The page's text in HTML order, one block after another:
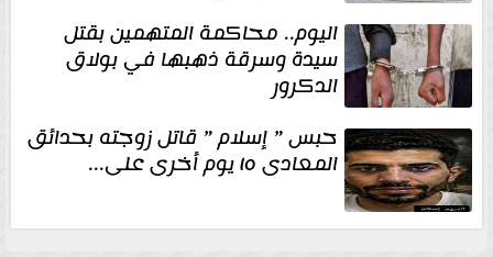
اليوم.. محاكمة المتهمين بقتل
سيدة وسرقة ذهبها في بولاق
الدكرور
حبس ” إسلام ” قاتل زوجته بحدائق
المعادى ١٥ يوم أخرى على...